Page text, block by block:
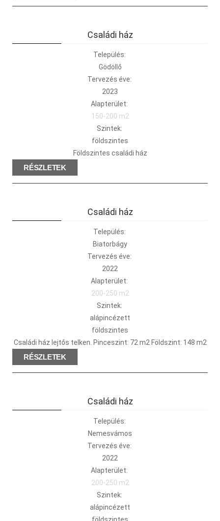
Családi ház
Település:
Gödöllő
Tervezés éve:
2023
Alapterület:
150-200 m2
Szintek:
földszintes
Földszintes családi ház
RÉSZLETEK
Családi ház
Település:
Biatorbágy
Tervezés éve:
2022
Alapterület:
200-250 m2
Szintek:
alápincézett
földszintes
Családi ház lejtős telken. Pinceszint: 72 m2 Földszint: 148 m2
RÉSZLETEK
Családi ház
Település:
Nemesvámos
Tervezés éve:
2022
Alapterület:
200-250 m2
Szintek:
alápincézett